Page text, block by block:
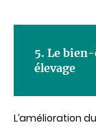
5. Le
élevage
L’amélioration